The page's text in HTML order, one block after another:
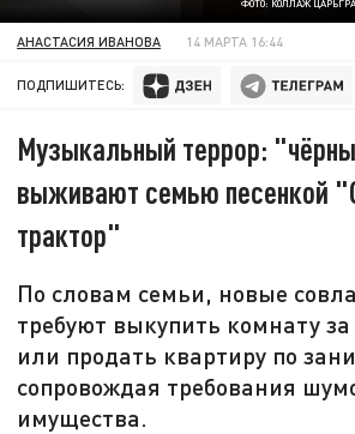
ФОТО: КОЛЛАЖ
АНАСТАСИЯ ИВАНОВА 14 МАРТА 16:44
ПОДПИШИТЕСЬ:
Музыкальный террор:
выживают семью песенкой
трактор"
По словам семьи, новые
требуют выкупить комнату
или продать квартиру по
сопровождая требования
имущества.